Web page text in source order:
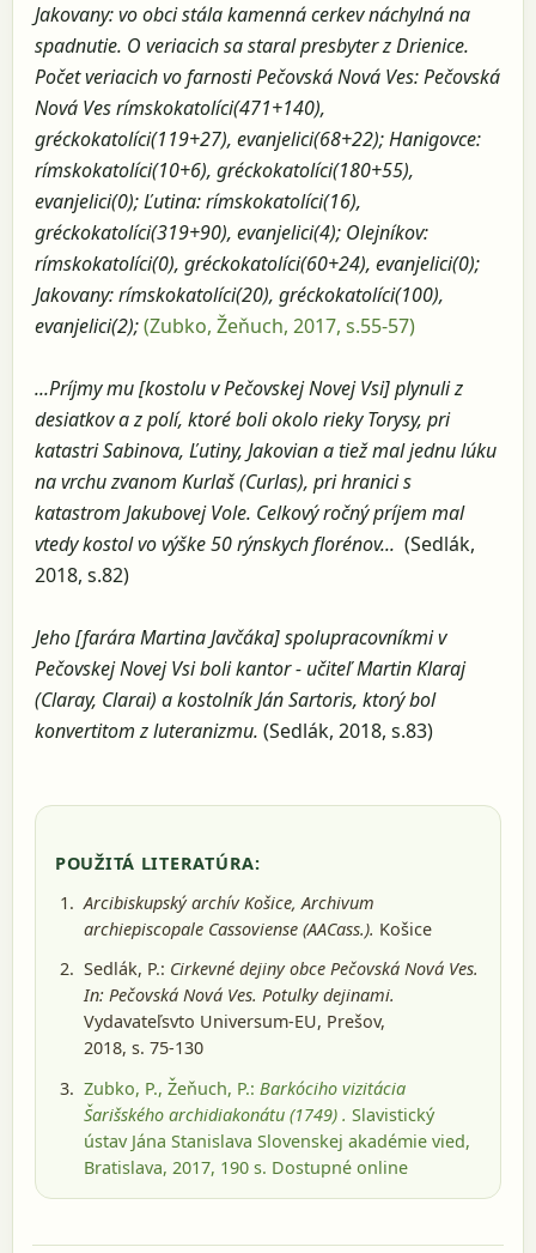
Jakovany: vo obci stála kamenná cerkev náchylná na
spadnutie. O veriacich sa staral presbyter z Drienice.
Počet veriacich vo farnosti Pečovská Nová Ves: Pečovská
Nová Ves rímskokatolíci(471+140),
gréckokatolíci(119+27), evanjelici(68+22); Hanigovce:
rímskokatolíci(10+6), gréckokatolíci(180+55),
evanjelici(0); Ľutina: rímskokatolíci(16),
gréckokatolíci(319+90), evanjelici(4); Olejníkov:
rímskokatolíci(0), gréckokatolíci(60+24), evanjelici(0);
Jakovany: rímskokatolíci(20), gréckokatolíci(100),
evanjelici(2);(Zubko, Žeňuch, 2017, s.55-57)
...Príjmy mu [kostolu v Pečovskej Novej Vsi] plynuli z
desiatkov a z polí, ktoré boli okolo rieky Torysy, pri
katastri Sabinova, Ľutiny, Jakovian a tiež mal jednu lúku
na vrchu zvanom Kurlaš (Curlas), pri hranici s
katastrom Jakubovej Vole. Celkový ročný príjem mal
vtedy kostol vo výške 50 rýnskych florénov... (Sedlák,
2018, s.82)
Jeho [farára Martina Javčáka] spolupracovníkmi v
Pečovskej Novej Vsi boli kantor - učiteľ Martin Klaraj
(Claray, Clarai) a kostolník Ján Sartoris, ktorý bol
konvertitom z luteranizmu. (Sedlák, 2018, s.83)
POUŽITÁ LITERATÚRA:
Arcibiskupský archív Košice, Archivum
archiepiscopale Cassoviense (AACass.). Košice
Sedlák, P.: Cirkevné dejiny obce Pečovská Nová Ves.
In: Pečovská Nová Ves. Potulky dejinami.
Vydavateľsvto Universum-EU, Prešov,
2018, s. 75-130
Zubko, P., Žeňuch, P.: Barkóciho vizitácia
Šarišského archidiakonátu (1749) . Slavistický
ústav Jána Stanislava Slovenskej akadémie vied,
Bratislava, 2017, 190 s. Dostupné online